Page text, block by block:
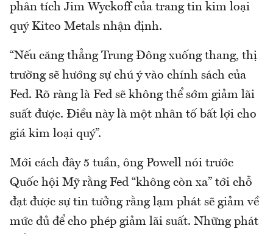
phân tích Jim Wyckoff của trang tin kim loại
quý Kitco Metals nhận định.
“Nếu căng thẳng Trung Đông xuống thang, thị
trường sẽ hướng sự chú ý vào chính sách của
Fed. Rõ ràng là Fed sẽ không thể sớm giảm lãi
suất được. Điều này là một nhân tố bất lợi cho
giá kim loại quý”.
Mới cách đây 5 tuần, ông Powell nói trước
Quốc hội Mỹ rằng Fed “không còn xa” tới chỗ
đạt được sự tin tưởng rằng lạm phát sẽ giảm về
mức đủ để cho phép giảm lãi suất. Những phát